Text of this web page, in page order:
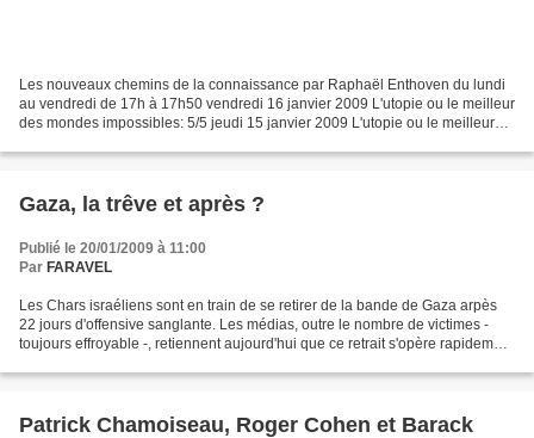
Les nouveaux chemins de la connaissance par Raphaël Enthoven du lundi
au vendredi de 17h à 17h50 vendredi 16 janvier 2009 L'utopie ou le meilleur
des mondes impossibles: 5/5 jeudi 15 janvier 2009 L'utopie ou le meilleur
Gaza, la trêve et après ?
Publié le 20/01/2009 à 11:00
Par FARAVEL
Les Chars israéliens sont en train de se retirer de la bande de Gaza arpès
22 jours d'offensive sanglante. Les médias, outre le nombre de victimes -
toujours effroyable -, retiennent aujourd'hui que ce retrait s'opère rapidement
Patrick Chamoiseau, Roger Cohen et Barack